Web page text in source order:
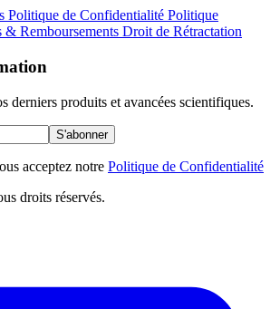
Politique de Confidentialité Politique
& Remboursements Droit de Rétractation
derniers produits et avancées scientifiques.
S'abonner
acceptez notre Politique de Confidentialité
droits réservés.